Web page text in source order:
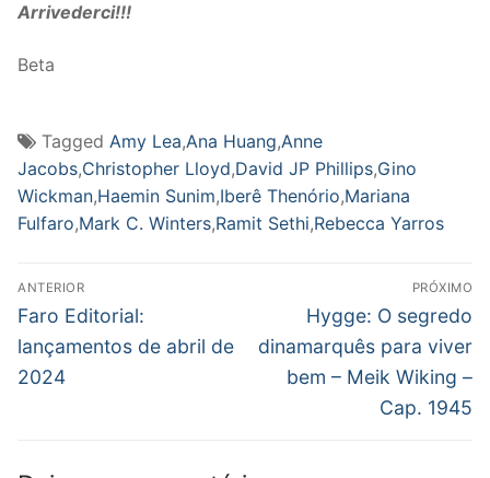
Arrivederci!!!
Beta
Tagged Amy Lea,Ana Huang,Anne
Jacobs,Christopher Lloyd,David JP Phillips,Gino
Wickman,Haemin Sunim,Iberê Thenório,Mariana
Fulfaro,Mark C. Winters,Ramit Sethi,Rebecca Yarros
Navegação
de
Post
ANTERIOR
Post
anterior:
Faro Editorial:
lançamentos de abril de
2024
PRÓXIMO
Próximo
post:
Hygge: O segredo
dinamarquês para viver
bem – Meik Wiking –
Cap. 1945